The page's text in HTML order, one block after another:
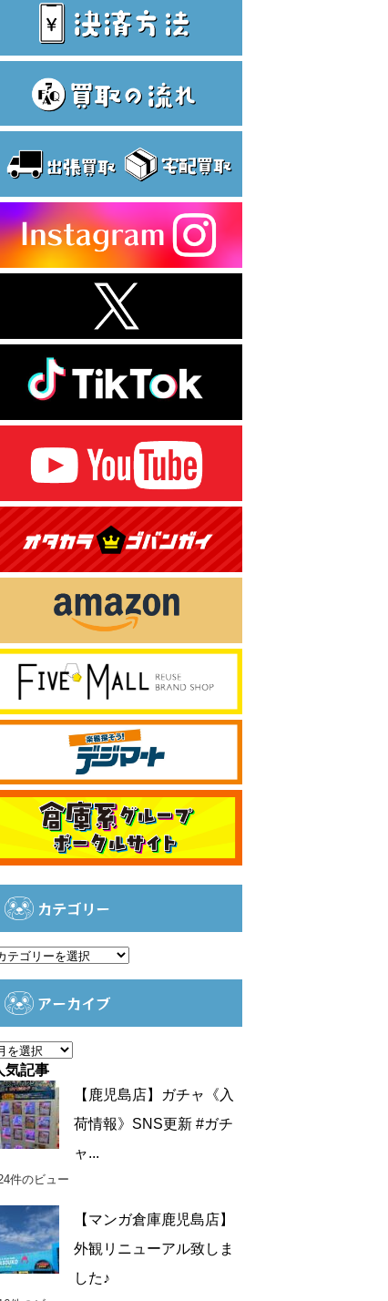
カテゴリー
アーカイブ
気記事
【鹿児島店】ガチャ《入
荷情報》SNS更新 #ガチ
ャ...
件のビュー
【マンガ倉庫鹿児島店】
外観リニューアル致しま
した♪